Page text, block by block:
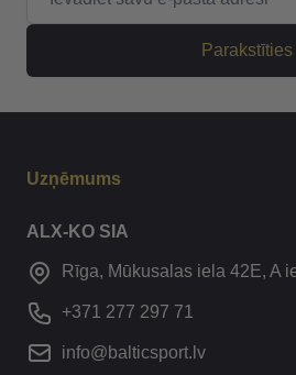
Parakstīties
Uzņēmums
ALX-KO SIA
Rīga, Mūkusalas iela 42E, A
+371 277 297 71
info@balticsport.lv